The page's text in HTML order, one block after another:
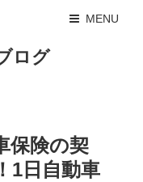
MENU
ログ
保険の契
1日自動車